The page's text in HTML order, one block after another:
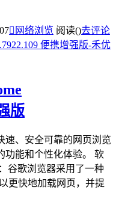
 网络浏览 阅读()去评论
版
速、安全可靠的网页浏览
功能和个性化体验。 软
谷歌浏览器采用了一种
更快地加载网页，并提